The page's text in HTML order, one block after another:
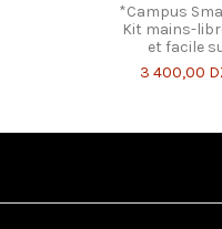
*Campus
Kit mains-
et facile
3 400,00